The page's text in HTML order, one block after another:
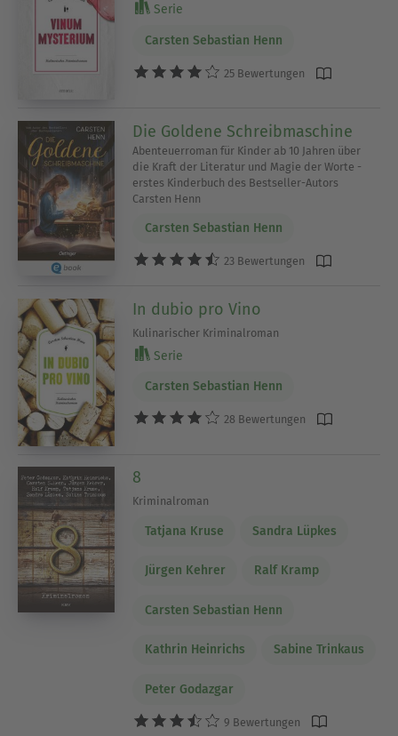
Serie
Carsten Sebastian Henn
25 Bewertungen
Die Goldene Schreibmaschine
Abenteuerroman für Kinder ab 10 Jahren über
die Kraft der Literatur und Magie der Worte -
erstes Kinderbuch des Bestseller-Autors
Carsten Henn
Carsten Sebastian Henn
23 Bewertungen
In dubio pro Vino
Kulinarischer Kriminalroman
Serie
Carsten Sebastian Henn
28 Bewertungen
8
Kriminalroman
Tatjana Kruse Sandra Lüpkes
Jürgen Kehrer Ralf Kramp
Carsten Sebastian Henn
Kathrin Heinrichs Sabine Trinkaus
Peter Godazgar
9 Bewertungen